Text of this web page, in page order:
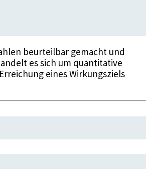
beurteilbar gemacht und
es sich um quantitative
eines Wirkungsziels